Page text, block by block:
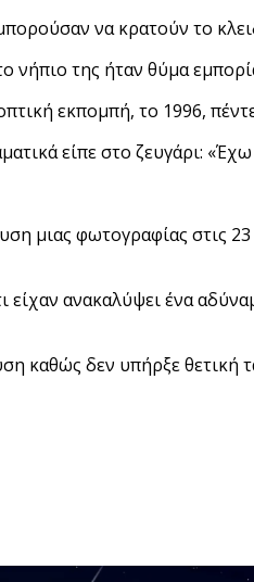
να κρατούν το
νήπιο της ήταν θύμα
εκπομπή, το 1996,
είπε στο ζευγάρι:
μιας φωτογραφίας στις
ανακαλύψει ένα
καθώς δεν υπήρξε θετική